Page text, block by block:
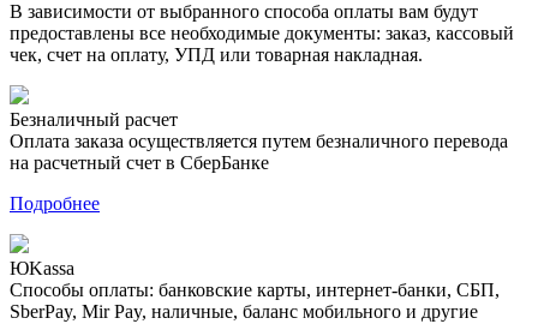
В зависимости от выбранного способа оплаты вам будут
предоставлены все необходимые документы: заказ, кассовый
чек, счет на оплату, УПД или товарная накладная.
Безналичный расчет
Оплата заказа осуществляется путем безналичного перевода
на расчетный счет в СберБанке
Подробнее
ЮKassa
Способы оплаты: банковские карты, интернет-банки, СБП,
SberPay, Mir Pay, наличные, баланс мобильного и другие